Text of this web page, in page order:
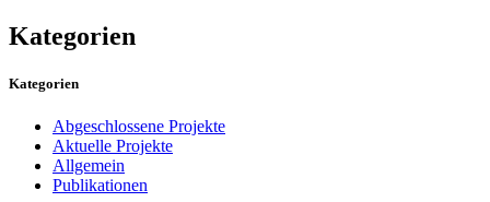
Kategorien
Kategorien
Abgeschlossene Projekte
Aktuelle Projekte
Allgemein
Publikationen